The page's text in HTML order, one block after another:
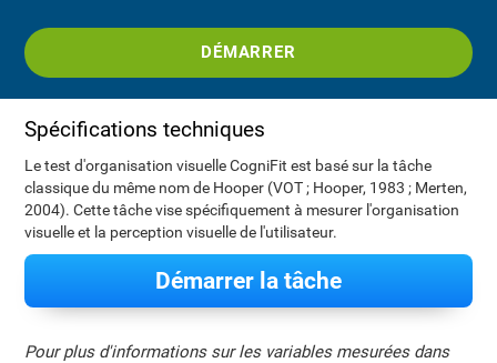
DÉMARRER
Spécifications techniques
Le test d'organisation visuelle CogniFit est basé sur la tâche
classique du même nom de Hooper (VOT ; Hooper, 1983 ; Merten,
2004). Cette tâche vise spécifiquement à mesurer l'organisation
visuelle et la perception visuelle de l'utilisateur.
Démarrer la tâche
Pour plus d'informations sur les variables mesurées dans